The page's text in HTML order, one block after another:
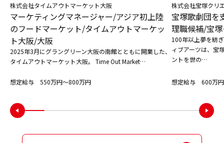
株式会社タイムアウトマーケット大阪
マーケティングマネージャー/アジア初上陸
のフードマーケット/タイムアウトマーケッ
ト大阪/大阪
2025年3月にグラングリーン大阪の南館とともに開業した、
タイムアウトマーケット大阪。 Time Out Market…
想定給与 550万円〜800万円
株式会社宝塚クリ
宝塚歌劇団を
理職候補/宝
100年以上夢を紡
ィブアーツは、宝
ントを世の…
想定給与 600万